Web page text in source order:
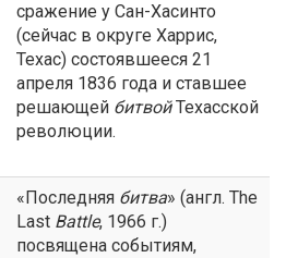
сражение у Сан-Хасинто
(сейчас в округе Харрис,
Техас) состоявшееся 21
апреля 1836 года и ставшее
решающей битвойТехасской
революции.
«Последняя битва» (англ. The
Last Battle, 1966 г.)
посвящена событиям,